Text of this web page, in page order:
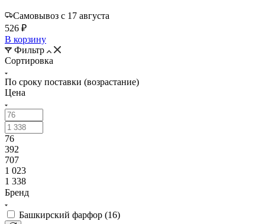
Самовывоз с 17 августа
526 ₽
В корзину
Фильтр
Сортировка
По сроку поставки (возрастание)
Цена
76
392
707
1 023
1 338
Бренд
Башкирский фарфор (16)